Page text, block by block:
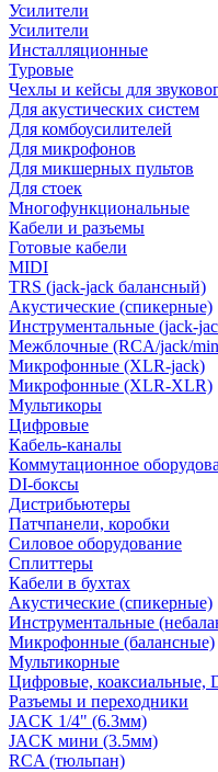
Усилители
Усилители
Инсталляционные
Туровые
Чехлы и кейсы для
Для акустических систем
Для комбоусилителей
Для микрофонов
Для микшерных пультов
Для стоек
Многофункциональные
Кабели и разъемы
Готовые кабели
MIDI
TRS (jack-jack балансный)
Акустические (спикерные)
Инструментальные (jack-
Межблочные (RCA/jack/
Микрофонные (XLR-jack)
Микрофонные (XLR-XLR)
Мультикоры
Цифровые
Кабель-каналы
Коммутационное
DI-боксы
Дистрибьютеры
Патчпанели, коробки
Силовое оборудование
Сплиттеры
Кабели в бухтах
Акустические (спикерные)
Инструментальные
Микрофонные (балансные)
Мультикорные
Цифровые, коаксиальные,
Разъемы и переходники
JACK 1/4" (6.3мм)
JACK мини (3.5мм)
RCA (тюльпан)